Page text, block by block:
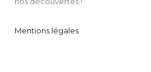
Mentions légales